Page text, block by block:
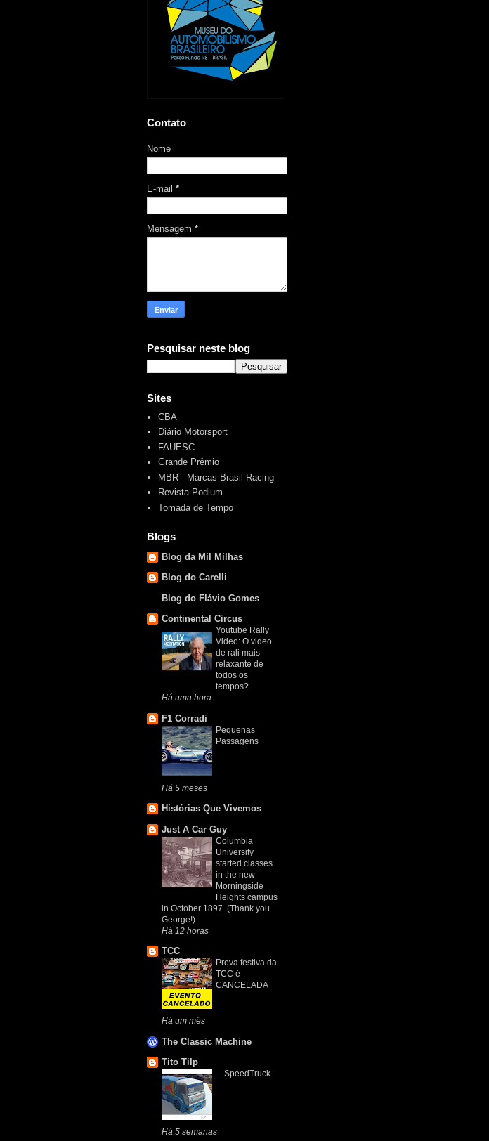
Contato
Nome
E-mail *
Mensagem *
Pesquisar neste blog
Sites
CBA
Diário Motorsport
FAUESC
Grande Prêmio
MBR - Marcas Brasil Racing
Revista Podium
Tomada de Tempo
Blogs
Blog da Mil Milhas
Blog do Carelli
Blog do Flávio Gomes
Continental Circus
Youtube Rally
Video: O video
de rali mais
relaxante de
todos os
tempos?
Há uma hora
F1 Corradi
Pequenas
Passagens
Há 5 meses
Histórias Que Vivemos
Just A Car Guy
Columbia
University
started classes
in the new
Morningside
Heights campus
in October 1897. (Thank you
George!)
Há 12 horas
TCC
Prova festiva da
TCC é
CANCELADA
Há um mês
The Classic Machine
Tito Tilp
... SpeedTruck.
Há 5 semanas